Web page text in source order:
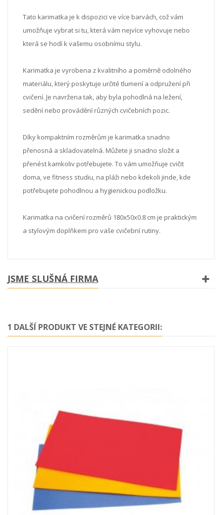
Tato karimatka je k dispozici ve více barvách, což vám
umožňuje vybrat si tu, která vám nejvíce vyhovuje nebo
která se hodí k vašemu osobnímu stylu.
Karimatka je vyrobena z kvalitního a poměrně odolného
materiálu, který poskytuje určité tlumení a odpružení při
cvičení. Je navržena tak, aby byla pohodlná na ležení,
sedění nebo provádění různých cvičebních pozic.
Díky kompaktním rozměrům je karimatka snadno
přenosná a skladovatelná. Můžete ji snadno složit a
přenést kamkoliv potřebujete. To vám umožňuje cvičit
doma, ve fitness studiu, na pláži nebo kdekoli jinde, kde
potřebujete pohodlnou a hygienickou podložku.
Karimatka na cvičení rozměrů 180x50x0.8 cm je praktickým
a stylovým doplňkem pro vaše cvičební rutiny.
JSME SLUŠNÁ FIRMA
1 DALŠÍ PRODUKT VE STEJNÉ KATEGORII: